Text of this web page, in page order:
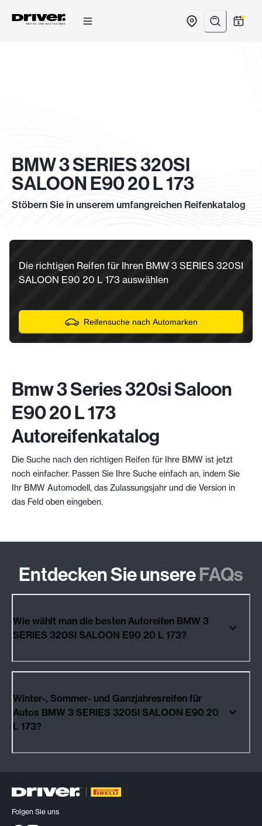
BMW 3 SERIES 320SI
SALOON E90 20 L 173
Stöbern Sie in unserem umfangreichen Reifenkatalog
Die richtigen Reifen für Ihren BMW 3 SERIES 320SI
SALOON E90 20 L 173 auswählen
Reifensuche nach Automarken
Bmw 3 Series 320si Saloon
E90 20 L 173
Autoreifenkatalog
Die Suche nach den richtigen Reifen für Ihre BMW ist jetzt
noch einfacher. Passen Sie Ihre Suche einfach an, indem Sie
Ihr BMW Automodell, das Zulassungsjahr und die Version in
das Feld oben eingeben.
Entdecken Sie unsereFAQs
Wie wählt man die besten Autoreifen BMW 3
SERIES 320SI SALOON E90 20 L 173?
Winter-, Sommer- und Ganzjahresreifen für
Autos BMW 3 SERIES 320SI SALOON E90 20
L 173?
Folgen Sie uns